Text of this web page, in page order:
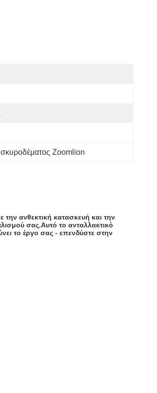
σκυροδέματος Zoomlion
ανθεκτική κατασκευή και την
σας.Αυτό το ανταλλακτικό
το έργο σας - επενδύστε στην